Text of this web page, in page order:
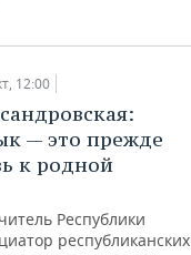
12:00
— это прежде
к родной
Республики
республиканских